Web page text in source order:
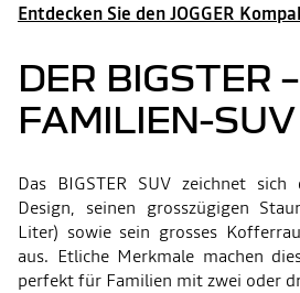
Entdecken Sie den JOGGER
DER BIGSTER
FAMILIEN-SUV
Das BIGSTER SUV zeichnet
Design, seinen grosszügigen
Liter) sowie sein grosses
aus. Etliche Merkmale machen
perfekt für Familien mit zwei oder